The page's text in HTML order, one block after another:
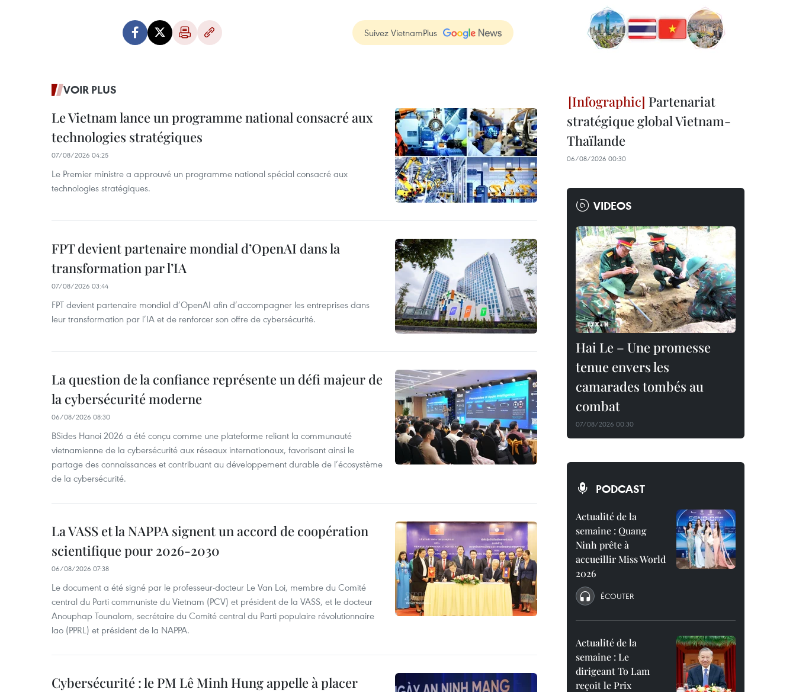
Suivez VietnamPlus
VOIR PLUS
Le Vietnam lance un programme national consacré aux
technologies stratégiques
07/08/2026 04:25
Le Premier ministre a approuvé un programme national spécial consacré aux
technologies stratégiques.
FPT devient partenaire mondial d’OpenAI dans la
transformation par l’IA
07/08/2026 03:44
FPT devient partenaire mondial d’OpenAI afin d’accompagner les entreprises dans
leur transformation par l’IA et de renforcer son offre de cybersécurité.
La question de la confiance représente un défi majeur de
la cybersécurité moderne
06/08/2026 08:30
BSides Hanoi 2026 a été conçu comme une plateforme reliant la communauté
vietnamienne de la cybersécurité aux réseaux internationaux, favorisant ainsi le
partage des connaissances et contribuant au développement durable de l’écosystème
de la cybersécurité.
La VASS et la NAPPA signent un accord de coopération
scientifique pour 2026-2030
06/08/2026 07:38
Le document a été signé par le professeur-docteur Le Van Loi, membre du Comité
central du Parti communiste du Vietnam (PCV) et président de la VASS, et le docteur
Anouphap Tounalom, secrétaire du Comité central du Parti populaire révolutionnaire
lao (PPRL) et président de la NAPPA.
Cybersécurité : le PM Lê Minh Hung appelle à placer
Partenariat
stratégique global Vietnam-
Thaïlande
06/08/2026 00:30
VIDEOS
Hai Le – Une promesse
tenue envers les
camarades tombés au
combat
07/08/2026 00:30
PODCAST
Actualité de la
semaine : Quang
Ninh prête à
accueillir Miss World
2026
ÉCOUTER
Actualité de la
semaine : Le
dirigeant To Lam
reçoit le Prix